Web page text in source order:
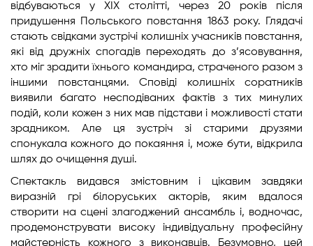
відбуваються у ХІХ столітті, через 20 років після
придушення Польського повстання 1863 року. Глядачі
стають свідками зустрічі колишніх учасників повстання,
які від дружніх спогадів переходять до з’ясовування,
хто міг зрадити їхнього командира, страченого разом з
іншими повстанцями. Сповіді колишніх соратників
виявили багато несподіваних фактів з тих минулих
подій, коли кожен з них мав підстави і можливості стати
зрадником. Але ця зустріч зі старими друзями
спонукала кожного до покаяння і, може бути, відкрила
шлях до очищення душі.
Спектакль видався змістовним і цікавим завдяки
виразній грі білоруських акторів, яким вдалося
створити на сцені злагоджений ансамбль і, водночас,
продемонструвати високу індивідуальну професійну
майстерність кожного з виконавців. Безумовно, цей